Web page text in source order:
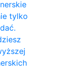
tylko